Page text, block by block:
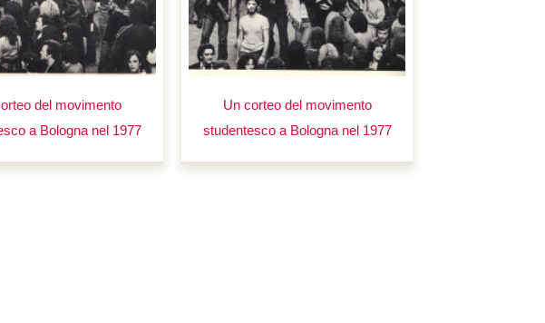
del movimento
a Bologna nel 1977
Un corteo del movimento
studentesco a Bologna nel 1977